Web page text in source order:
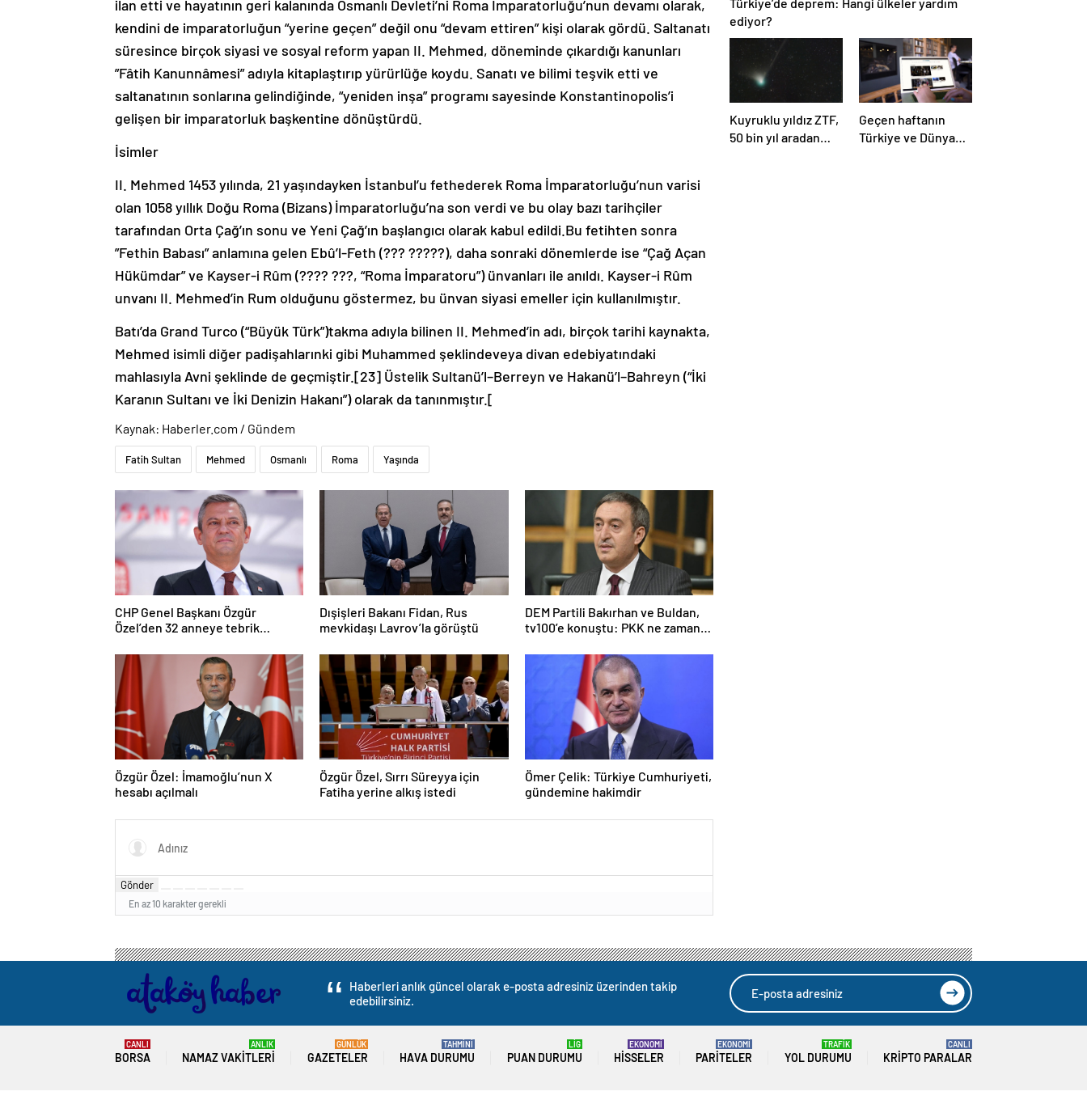
ilan etti ve hayatının geri kalanında Osmanlı Devleti’ni Roma İmparatorluğu’nun devamı olarak,
kendini de imparatorluğun “yerine geçen” değil onu “devam ettiren” kişi olarak gördü. Saltanatı
süresince birçok siyasi ve sosyal reform yapan II. Mehmed, döneminde çıkardığı kanunları
”Fâtih Kanunnâmesi” adıyla kitaplaştırıp yürürlüğe koydu. Sanatı ve bilimi teşvik etti ve
saltanatının sonlarına gelindiğinde, “yeniden inşa” programı sayesinde Konstantinopolis’i
gelişen bir imparatorluk başkentine dönüştürdü.
İsimler
II. Mehmed 1453 yılında, 21 yaşındayken İstanbul’u fethederek Roma İmparatorluğu’nun varisi
olan 1058 yıllık Doğu Roma (Bizans) İmparatorluğu’na son verdi ve bu olay bazı tarihçiler
tarafından Orta Çağ’ın sonu ve Yeni Çağ’ın başlangıcı olarak kabul edildi.Bu fetihten sonra
”Fethin Babası” anlamına gelen Ebû’l-Feth (??? ?????), daha sonraki dönemlerde ise “Çağ Açan
Hükümdar” ve Kayser-i Rûm (???? ???, “Roma İmparatoru”) ünvanları ile anıldı. Kayser-i Rûm
unvanı II. Mehmed’in Rum olduğunu göstermez, bu ünvan siyasi emeller için kullanılmıştır.
Batı’da Grand Turco (“Büyük Türk”)takma adıyla bilinen II. Mehmed’in adı, birçok tarihi kaynakta,
Mehmed isimli diğer padişahlarınki gibi Muhammed şeklindeveya divan edebiyatındaki
mahlasıyla Avni şeklinde de geçmiştir.[23] Üstelik Sultanü’l–Berreyn ve Hakanü’l–Bahreyn (“İki
Karanın Sultanı ve İki Denizin Hakanı”) olarak da tanınmıştır.[
Kaynak: Haberler.com / Gündem
Fatih Sultan Mehmed Osmanlı Roma Yaşında
CHP Genel Başkanı Özgür
Özel’den 32 anneye tebrik
Dışişleri Bakanı Fidan, Rus
mevkidaşı Lavrov’la görüştü
DEM Partili Bakırhan ve Buldan,
tv100’e konuştu: PKK ne zaman
Özgür Özel: İmamoğlu’nun X
hesabı açılmalı
Özgür Özel, Sırrı Süreyya için
Fatiha yerine alkış istedi
Ömer Çelik: Türkiye Cumhuriyeti,
gündemine hakimdir
Gönder
En az 10 karakter gerekli
Türkiye’de deprem: Hangi ülkeler yardım
ediyor?
Kuyruklu yıldız ZTF,
50 bin yıl aradan
Geçen haftanın
Türkiye ve Dünya
Haberleri anlık güncel olarak e-posta adresiniz üzerinden takip
edebilirsiniz.
BORSA
CANLI
NAMAZ VAKITLERI
ANLIK
GAZETELER
GÜNLÜK
HAVA DURUMU
TAHMİNİ
PUAN DURUMU
LİG
HISSELER
EKONOMİ
PARITELER
EKONOMİ
YOL DURUMU
TRAFİK
KRIPTO PARALAR
CANLI